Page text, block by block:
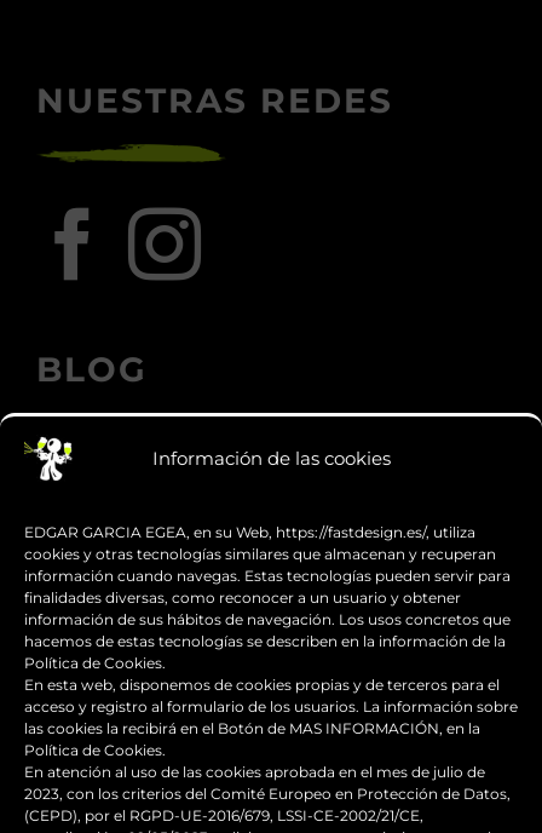
Información de las cookies
EDGAR GARCIA EGEA, en su Web, https://fastdesign.es/, utiliza
cookies y otras tecnologías similares que almacenan y recuperan
información cuando navegas. Estas tecnologías pueden servir para
finalidades diversas, como reconocer a un usuario y obtener
información de sus hábitos de navegación. Los usos concretos que
hacemos de estas tecnologías se describen en la información de la
Política de Cookies.
En esta web, disponemos de cookies propias y de terceros para el
acceso y registro al formulario de los usuarios. La información sobre
las cookies la recibirá en el Botón de MAS INFORMACIÓN, en la
Política de Cookies.
En atención al uso de las cookies aprobada en el mes de julio de
2023, con los criterios del Comité Europeo en Protección de Datos,
(CEPD), por el RGPD-UE-2016/679, LSSI-CE-2002/21/CE,
NUESTRAS REDES
BLOG
que transforman el diseño
Guía de supervivencia: qué hacer con tu
moto tras una caída
¿Qué es y para qué sirve el carenado de
una moto?
Seguridad en moto para
desplazamientos seguros